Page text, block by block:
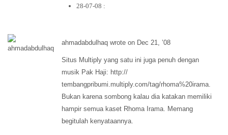
28-07-08 :
ahmadabdulhaq wrote on Dec 21, ’08
Situs Multiply yang satu ini juga penuh dengan
musik Pak Haji: http://
tembangpribumi.multiply.com/tag/rhoma%20irama.
Bukan karena sombong kalau dia katakan memiliki
hampir semua kaset Rhoma Irama. Memang
begitulah kenyataannya.